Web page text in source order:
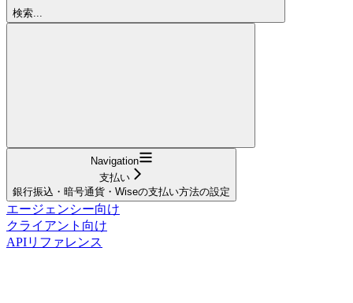
検索...
Navigation
支払い
銀行振込・暗号通貨・Wiseの支払い方法の設定
エージェンシー向け
クライアント向け
APIリファレンス